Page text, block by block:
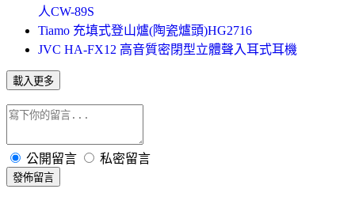
人CW-89S
Tiamo 充填式登山爐(陶瓷爐頭)HG2716
JVC HA-FX12 高音質密閉型立體聲入耳式耳機
載入更多
公開留言 私密留言
發佈留言